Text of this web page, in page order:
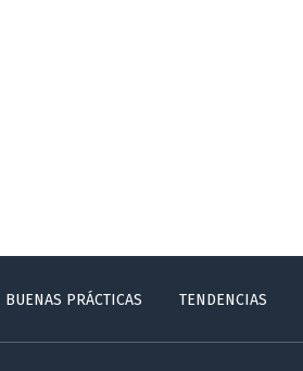
BUENAS PRÁCTICAS TENDENCIAS